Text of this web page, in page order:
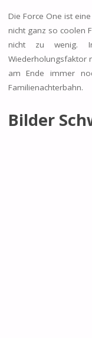
Die Force One ist
nicht ganz so coolen
nicht zu wenig.
Wiederholungsfaktor
am Ende immer
Familienachterbahn.
Bilder